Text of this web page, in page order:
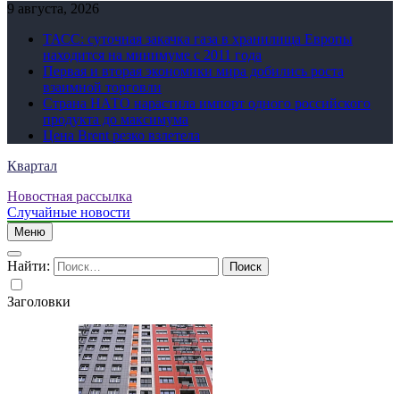
9 августа, 2026
ТАСС: суточная закачка газа в хранилища Европы
находится на минимуме с 2011 года
Первая и вторая экономики мира добились роста
взаимной торговли
Страна НАТО нарастила импорт одного российского
продукта до максимума
Цена Brent резко взлетела
Квартал
Новостная рассылка
Случайные новости
Меню
Найти:
Заголовки